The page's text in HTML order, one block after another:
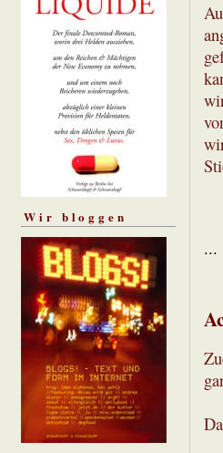
Wir bloggen
...